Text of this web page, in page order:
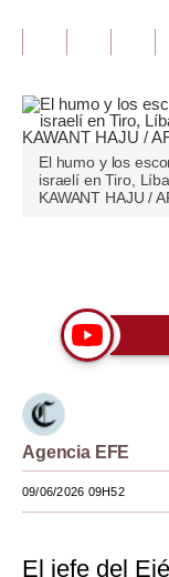
Editorial
Pregunta de hoy
Viajes
Moda
Estilos
México
El humo y los
israelí en Tiro,
KAWANT HAJU /
Agencia EFE
09/06/2026 09H52
El jefe del